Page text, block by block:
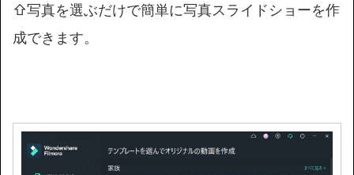
⇧写真を選ぶだけで簡単に写真スライドショーを作
成できます。